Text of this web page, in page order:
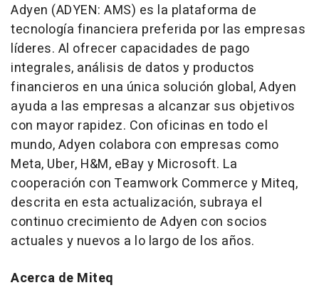
Adyen (ADYEN: AMS) es la plataforma de
tecnología financiera preferida por las empresas
líderes. Al ofrecer capacidades de pago
integrales, análisis de datos y productos
financieros en una única solución global, Adyen
ayuda a las empresas a alcanzar sus objetivos
con mayor rapidez. Con oficinas en todo el
mundo, Adyen colabora con empresas como
Meta, Uber, H&M, eBay y Microsoft. La
cooperación con Teamwork Commerce y Miteq,
descrita en esta actualización, subraya el
continuo crecimiento de Adyen con socios
actuales y nuevos a lo largo de los años.
Acerca de Miteq